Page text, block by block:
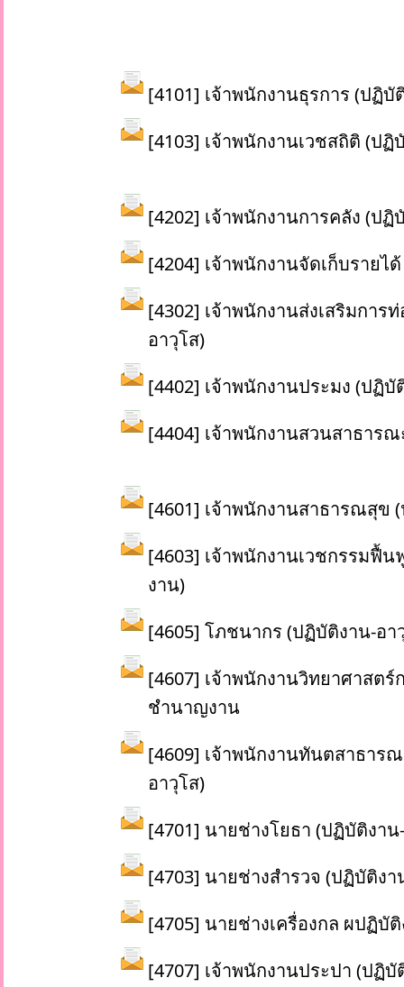
[4101] เจ้าพนักงานธุรการ (ปฏิบั
[4103] เจ้าพนักงานเวชสถิติ (ปฏิ
[4202] เจ้าพนักงานการคลัง (ปฏิ
[4204] เจ้าพนักงานจัดเก็บรายไ
[4302] เจ้าพนักงานส่งเสริมการ
อาวุโส)
[4402] เจ้าพนักงานประมง (ปฏิบั
[4404] เจ้าพนักงานสวนสาธาร
[4601] เจ้าพนักงานสาธารณสุข
[4603] เจ้าพนักงานเวชกรรมฟื้
งาน)
[4605] โภชนากร (ปฏิบัติงาน-อา
[4607] เจ้าพนักงานวิทยาศาสต
ชำนาญงาน
[4609] เจ้าพนักงานทันตสาธาร
อาวุโส)
[4701] นายช่างโยธา (ปฏิบัติงาน
[4703] นายช่างสำรวจ (ปฏิบัติงา
[4705] นายช่างเครื่องกล ผปฏิบั
[4707] เจ้าพนักงานประปา (ปฏิบั